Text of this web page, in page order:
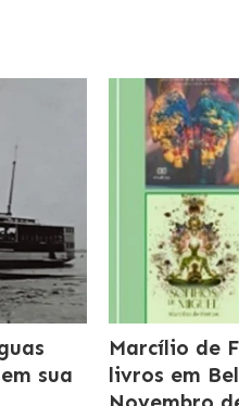
sua
Marcílio de
livros em